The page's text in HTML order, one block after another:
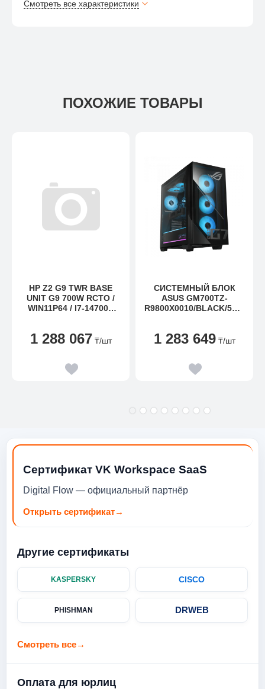
Смотреть все характеристики
ПОХОЖИЕ ТОВАРЫ
HP Z2 G9 TWR BASE
UNIT G9 700W RCTO /
WIN11P64 / I7-14700K
125W / 32GB (2X16GB)
2280 VALUE M.2 / NVIDIA
1 288 067 ₸/шт
СИСТЕМНЫЙ БЛОК
ASUS GM700TZ-
R9800X0010/BLACK/58L/
PCIE/RTX5070TI
1 283 649 ₸/шт
Сертификат VK Workspace SaaS
Digital Flow — официальный партнёр
Открыть сертификат→
Другие сертификаты
KASPERSKY CISCO
PHISHMAN DRWEB
Смотреть все→
Оплата для юрлиц